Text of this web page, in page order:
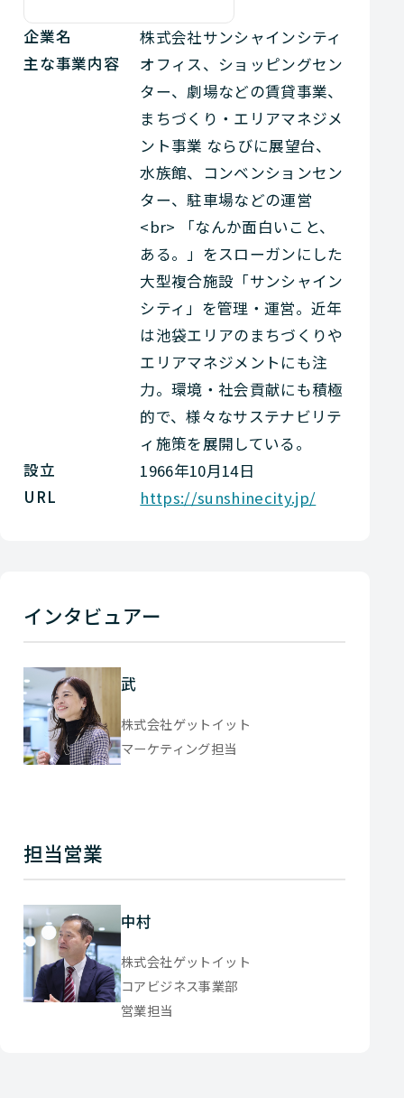
企業名
株式会社サンシャインシティ
主な事業内容
オフィス、ショッピングセン
ター、劇場などの賃貸事業、
まちづくり・エリアマネジメ
ント事業 ならびに展望台、
水族館、コンベンションセン
ター、駐車場などの運営
<br> 「なんか面白いこと、
ある。」をスローガンにした
大型複合施設「サンシャイン
シティ」を管理・運営。近年
は池袋エリアのまちづくりや
エリアマネジメントにも注
力。環境・社会貢献にも積極
的で、様々なサステナビリテ
ィ施策を展開している。
設立
1966年10月14日
URL
https://sunshinecity.jp/
インタビュアー
武
株式会社ゲットイット
マーケティング担当
担当営業
中村
株式会社ゲットイット
コアビジネス事業部
営業担当